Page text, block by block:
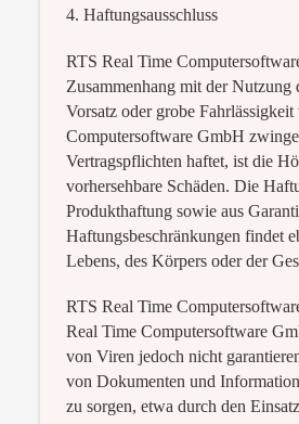
4. Haftungsausschluss
RTS Real Time
Zusammenhang mit der
Vorsatz oder grobe
Computersoftware GmbH
Vertragspflichten haftet, ist die
vorhersehbare Schäden. Die
Produkthaftung sowie aus
Haftungsbeschränkungen findet
Lebens, des Körpers oder der
RTS Real Time
Real Time Computersoftware
von Viren jedoch nicht
von Dokumenten und
zu sorgen, etwa durch den